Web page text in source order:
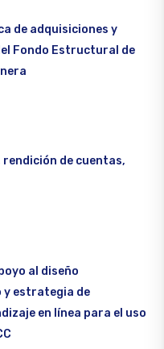
de adquisiciones y
Fondo Estructural de
de cuentas,
al diseño
y estrategia de
en línea para el uso